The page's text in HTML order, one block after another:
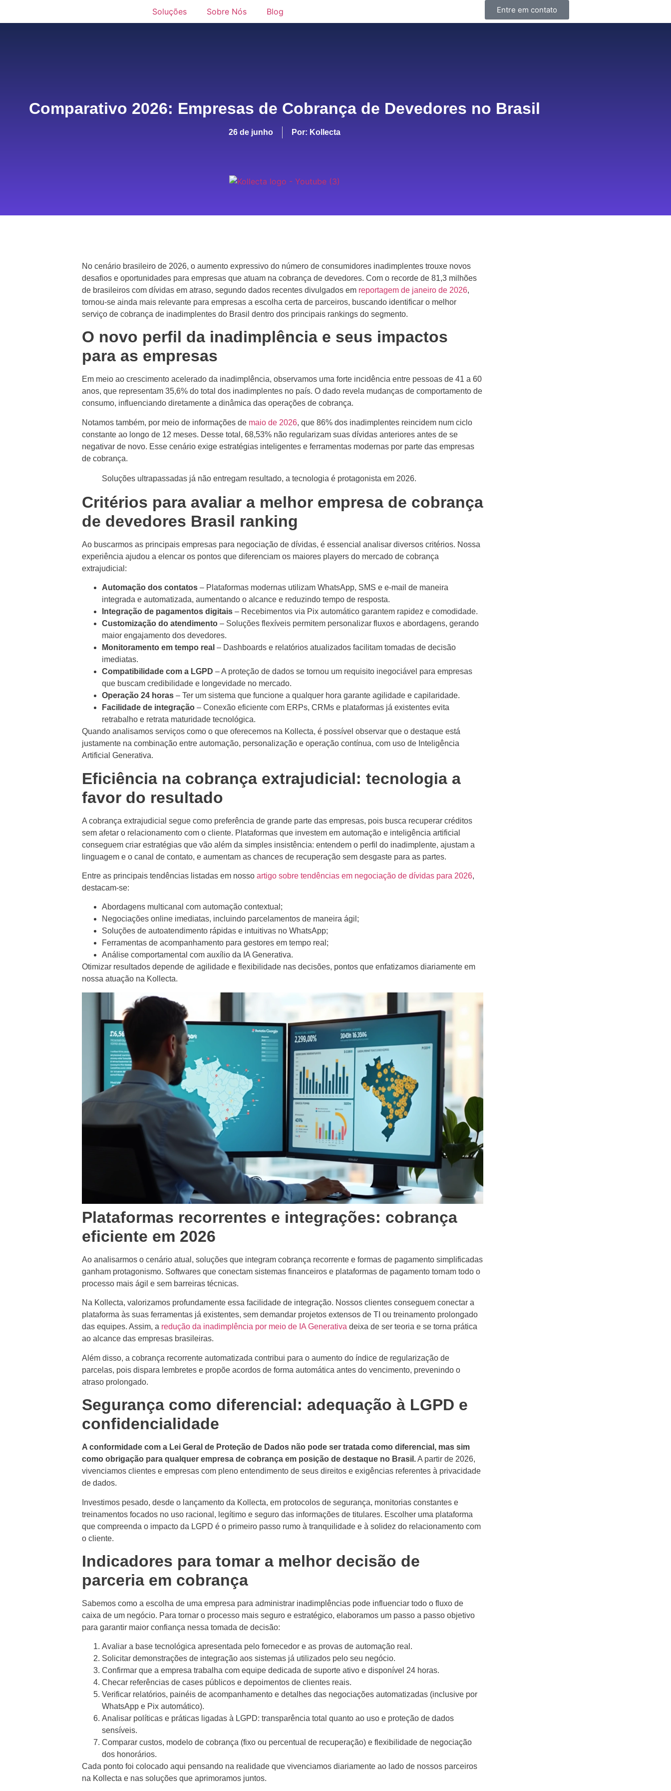
Soluções Sobre Nós Blog Entre em contato
Comparativo 2026: Empresas de Cobrança de Devedores no Brasil
26 de junho Por: Kollecta
No cenário brasileiro de 2026, o aumento expressivo do número de consumidores inadimplentes trouxe novos
desafios e oportunidades para empresas que atuam na cobrança de devedores. Com o recorde de 81,3 milhões
de brasileiros com dívidas em atraso, segundo dados recentes divulgados em reportagem de janeiro de 2026,
tornou-se ainda mais relevante para empresas a escolha certa de parceiros, buscando identificar o melhor
serviço de cobrança de inadimplentes do Brasil dentro dos principais rankings do segmento.
O novo perfil da inadimplência e seus impactos
para as empresas
Em meio ao crescimento acelerado da inadimplência, observamos uma forte incidência entre pessoas de 41 a 60
anos, que representam 35,6% do total dos inadimplentes no país. O dado revela mudanças de comportamento de
consumo, influenciando diretamente a dinâmica das operações de cobrança.
Notamos também, por meio de informações de maio de 2026, que 86% dos inadimplentes reincidem num ciclo
constante ao longo de 12 meses. Desse total, 68,53% não regularizam suas dívidas anteriores antes de se
negativar de novo. Esse cenário exige estratégias inteligentes e ferramentas modernas por parte das empresas
de cobrança.
Soluções ultrapassadas já não entregam resultado, a tecnologia é protagonista em 2026.
Critérios para avaliar a melhor empresa de cobrança
de devedores Brasil ranking
Ao buscarmos as principais empresas para negociação de dívidas, é essencial analisar diversos critérios. Nossa
experiência ajudou a elencar os pontos que diferenciam os maiores players do mercado de cobrança
extrajudicial:
Automação dos contatos – Plataformas modernas utilizam WhatsApp, SMS e e-mail de maneira
integrada e automatizada, aumentando o alcance e reduzindo tempo de resposta.
Integração de pagamentos digitais – Recebimentos via Pix automático garantem rapidez e comodidade.
Customização do atendimento – Soluções flexíveis permitem personalizar fluxos e abordagens, gerando
maior engajamento dos devedores.
Monitoramento em tempo real – Dashboards e relatórios atualizados facilitam tomadas de decisão
imediatas.
Compatibilidade com a LGPD – A proteção de dados se tornou um requisito inegociável para empresas
que buscam credibilidade e longevidade no mercado.
Operação 24 horas – Ter um sistema que funcione a qualquer hora garante agilidade e capilaridade.
Facilidade de integração – Conexão eficiente com ERPs, CRMs e plataformas já existentes evita
retrabalho e retrata maturidade tecnológica.
Quando analisamos serviços como o que oferecemos na Kollecta, é possível observar que o destaque está
justamente na combinação entre automação, personalização e operação contínua, com uso de Inteligência
Artificial Generativa.
Eficiência na cobrança extrajudicial: tecnologia a
favor do resultado
A cobrança extrajudicial segue como preferência de grande parte das empresas, pois busca recuperar créditos
sem afetar o relacionamento com o cliente. Plataformas que investem em automação e inteligência artificial
conseguem criar estratégias que vão além da simples insistência: entendem o perfil do inadimplente, ajustam a
linguagem e o canal de contato, e aumentam as chances de recuperação sem desgaste para as partes.
Entre as principais tendências listadas em nosso artigo sobre tendências em negociação de dívidas para 2026,
destacam-se:
Abordagens multicanal com automação contextual;
Negociações online imediatas, incluindo parcelamentos de maneira ágil;
Soluções de autoatendimento rápidas e intuitivas no WhatsApp;
Ferramentas de acompanhamento para gestores em tempo real;
Análise comportamental com auxílio da IA Generativa.
Otimizar resultados depende de agilidade e flexibilidade nas decisões, pontos que enfatizamos diariamente em
nossa atuação na Kollecta.
Plataformas recorrentes e integrações: cobrança
eficiente em 2026
Ao analisarmos o cenário atual, soluções que integram cobrança recorrente e formas de pagamento simplificadas
ganham protagonismo. Softwares que conectam sistemas financeiros e plataformas de pagamento tornam todo o
processo mais ágil e sem barreiras técnicas.
Na Kollecta, valorizamos profundamente essa facilidade de integração. Nossos clientes conseguem conectar a
plataforma às suas ferramentas já existentes, sem demandar projetos extensos de TI ou treinamento prolongado
das equipes. Assim, a redução da inadimplência por meio de IA Generativa deixa de ser teoria e se torna prática
ao alcance das empresas brasileiras.
Além disso, a cobrança recorrente automatizada contribui para o aumento do índice de regularização de
parcelas, pois dispara lembretes e propõe acordos de forma automática antes do vencimento, prevenindo o
atraso prolongado.
Segurança como diferencial: adequação à LGPD e
confidencialidade
A conformidade com a Lei Geral de Proteção de Dados não pode ser tratada como diferencial, mas sim
como obrigação para qualquer empresa de cobrança em posição de destaque no Brasil.A partir de 2026,
vivenciamos clientes e empresas com pleno entendimento de seus direitos e exigências referentes à privacidade
de dados.
Investimos pesado, desde o lançamento da Kollecta, em protocolos de segurança, monitorias constantes e
treinamentos focados no uso racional, legítimo e seguro das informações de titulares. Escolher uma plataforma
que compreenda o impacto da LGPD é o primeiro passo rumo à tranquilidade e à solidez do relacionamento com
o cliente.
Indicadores para tomar a melhor decisão de
parceria em cobrança
Sabemos como a escolha de uma empresa para administrar inadimplências pode influenciar todo o fluxo de
caixa de um negócio. Para tornar o processo mais seguro e estratégico, elaboramos um passo a passo objetivo
para garantir maior confiança nessa tomada de decisão:
Avaliar a base tecnológica apresentada pelo fornecedor e as provas de automação real.
Solicitar demonstrações de integração aos sistemas já utilizados pelo seu negócio.
Confirmar que a empresa trabalha com equipe dedicada de suporte ativo e disponível 24 horas.
Checar referências de cases públicos e depoimentos de clientes reais.
Verificar relatórios, painéis de acompanhamento e detalhes das negociações automatizadas (inclusive por
WhatsApp e Pix automático).
Analisar políticas e práticas ligadas à LGPD: transparência total quanto ao uso e proteção de dados
sensíveis.
Comparar custos, modelo de cobrança (fixo ou percentual de recuperação) e flexibilidade de negociação
dos honorários.
Cada ponto foi colocado aqui pensando na realidade que vivenciamos diariamente ao lado de nossos parceiros
na Kollecta e nas soluções que aprimoramos juntos.